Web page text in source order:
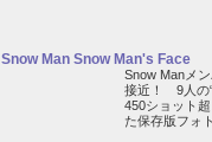
Snow Man Snow Man's Face
Snow Manメ
接近！ 9人の
450ショット
た保存版フォ